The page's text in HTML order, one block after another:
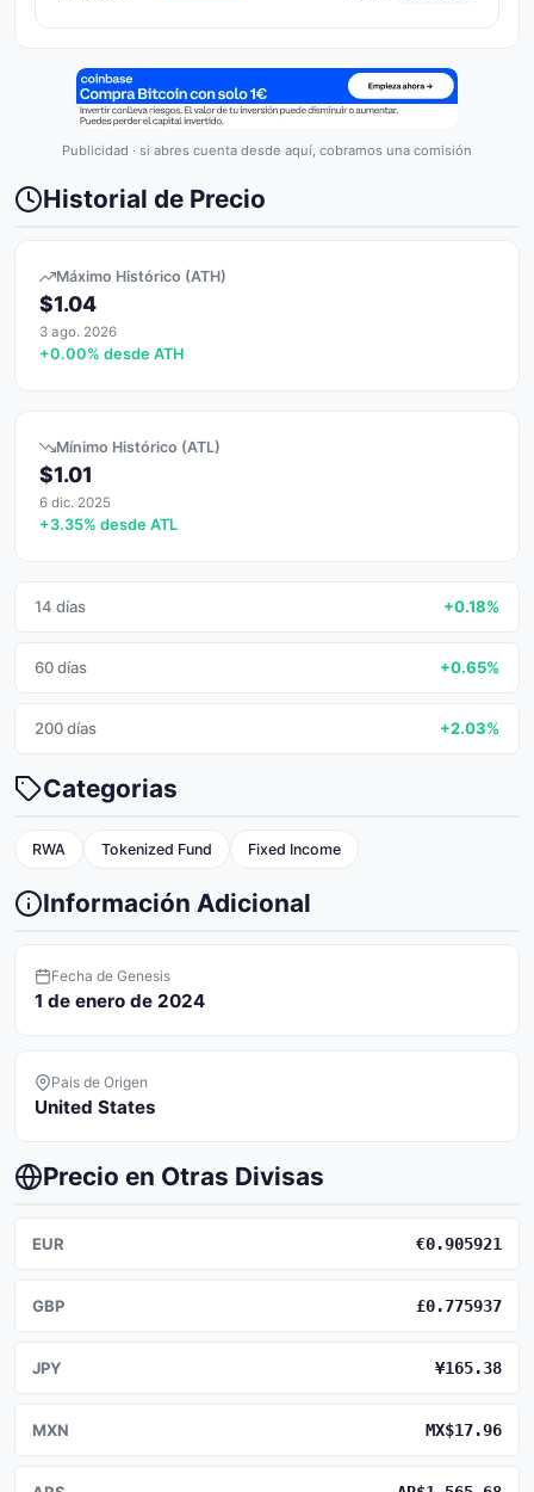
Publicidad · si abres cuenta desde aquí, cobramos una comisión
Historial de Precio
Máximo Histórico (ATH)
$1.04
3 ago. 2026
+0.00% desde ATH
Mínimo Histórico (ATL)
$1.01
6 dic. 2025
+3.35% desde ATL
14 días +0.18%
60 días +0.65%
200 días +2.03%
Categorias
RWA Tokenized Fund Fixed Income
Información Adicional
Fecha de Genesis
1 de enero de 2024
Pais de Origen
United States
Precio en Otras Divisas
EUR €0.905921
GBP £0.775937
JPY ¥165.38
MXN MX$17.96